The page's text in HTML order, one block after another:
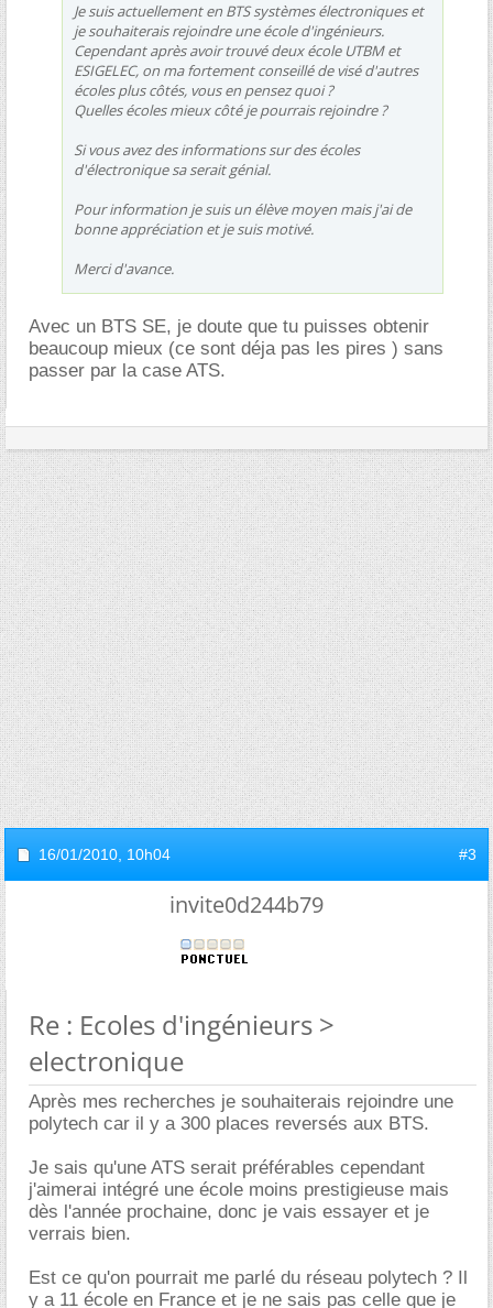
Je suis actuellement en BTS systèmes électroniques et
je souhaiterais rejoindre une école d'ingénieurs.
Cependant après avoir trouvé deux école UTBM et
ESIGELEC, on ma fortement conseillé de visé d'autres
écoles plus côtés, vous en pensez quoi ?
Quelles écoles mieux côté je pourrais rejoindre ?
Si vous avez des informations sur des écoles
d'électronique sa serait génial.
Pour information je suis un élève moyen mais j'ai de
bonne appréciation et je suis motivé.
Merci d'avance.
Avec un BTS SE, je doute que tu puisses obtenir
beaucoup mieux (ce sont déja pas les pires ) sans
passer par la case ATS.
16/01/2010, 10h04 #3
invite0d244b79
Re : Ecoles d'ingénieurs >
electronique
Après mes recherches je souhaiterais rejoindre une
polytech car il y a 300 places reversés aux BTS.
Je sais qu'une ATS serait préférables cependant
j'aimerai intégré une école moins prestigieuse mais
dès l'année prochaine, donc je vais essayer et je
verrais bien.
Est ce qu'on pourrait me parlé du réseau polytech ? Il
y a 11 école en France et je ne sais pas celle que je